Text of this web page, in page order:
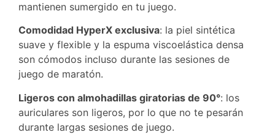
mantienen sumergido en tu juego.
Comodidad HyperX exclusiva: la piel sintética
suave y flexible y la espuma viscoelástica densa
son cómodos incluso durante las sesiones de
juego de maratón.
Ligeros con almohadillas giratorias de 90°: los
auriculares son ligeros, por lo que no te pesarán
durante largas sesiones de juego.